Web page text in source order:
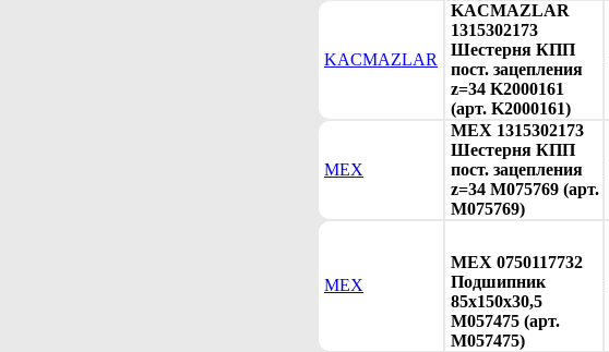
KACMAZLAR
KACMAZLAR
1315302173
Шестерня КПП
пост. зацепления
z=34 K2000161
(арт. K2000161)
MEX
MEX 1315302173
Шестерня КПП
пост. зацепления
z=34 M075769 (арт.
M075769)
MEX
MEX 0750117732
Подшипник
85x150x30,5
M057475 (арт.
M057475)